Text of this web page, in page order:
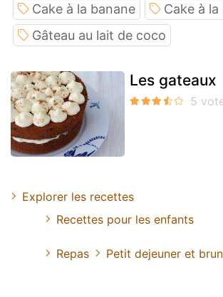
Cake à la banane
Cake à
Gâteau au lait de coco
Les gateaux
Explorer les recettes
Recettes pour les enfants
Repas Petit dejeuner et